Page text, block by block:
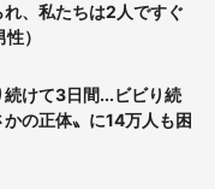
、私たちは2人ですぐ
）
けて3日間...ビビり続
の正体〟に14万人も困